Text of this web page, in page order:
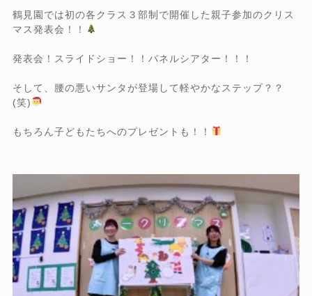
鶴見園では初の各クラス３部制で開催した親子参加のクリス
マス発表会！！
発表会！スライドショー！！パネルシアター！！！
そして、腰の悪いサンタが登場して軽やかなステップ？？
(笑)
もちろん子どもたちへのプレゼントも！！